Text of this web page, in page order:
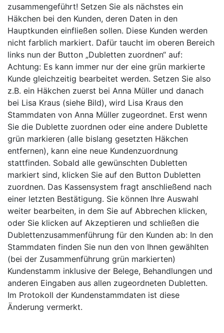
zusammengeführt! Setzen Sie als nächstes ein
Häkchen bei den Kunden, deren Daten in den
Hauptkunden einfließen sollen. Diese Kunden werden
nicht farblich markiert. Dafür taucht im oberen Bereich
links nun der Button „Dubletten zuordnen“ auf:
Achtung: Es kann immer nur der eine grün markierte
Kunde gleichzeitig bearbeitet werden. Setzen Sie also
z.B. ein Häkchen zuerst bei Anna Müller und danach
bei Lisa Kraus (siehe Bild), wird Lisa Kraus den
Stammdaten von Anna Müller zugeordnet. Erst wenn
Sie die Dublette zuordnen oder eine andere Dublette
grün markieren (alle bislang gesetzten Häkchen
entfernen), kann eine neue Kundenzuordnung
stattfinden. Sobald alle gewünschten Dubletten
markiert sind, klicken Sie auf den Button Dubletten
zuordnen. Das Kassensystem fragt anschließend nach
einer letzten Bestätigung. Sie können Ihre Auswahl
weiter bearbeiten, in dem Sie auf Abbrechen klicken,
oder Sie klicken auf Akzeptieren und schließen die
Dublettenzusammenführung für den Kunden ab: In den
Stammdaten finden Sie nun den von Ihnen gewählten
(bei der Zusammenführung grün markierten)
Kundenstamm inklusive der Belege, Behandlungen und
anderen Eingaben aus allen zugeordneten Dubletten.
Im Protokoll der Kundenstammdaten ist diese
Änderung vermerkt.